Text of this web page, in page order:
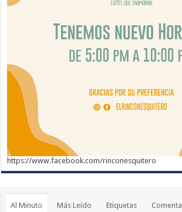
https://www.facebook.com/rinconesquitero
Al Minuto Más Leído Etiquetas Comenta